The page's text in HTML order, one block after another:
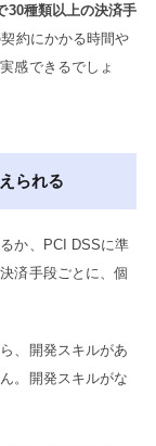
30種類以上の決済手
約にかかる時間や
感できるでしょ
られる
か、PCI DSSに準
済手段ごとに、個
、開発スキルがあ
。開発スキルがな